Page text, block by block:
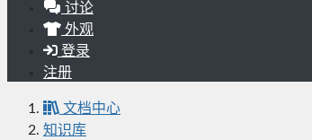
讨论
外观
登录
注册
文档中心
知识库